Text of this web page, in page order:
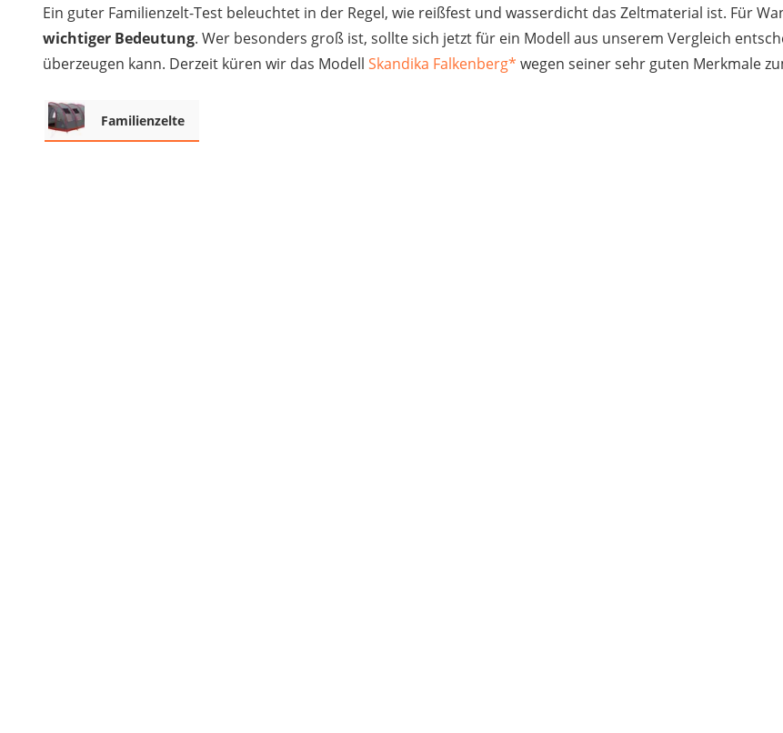
Tischgeschirrspüler
Elektronische Dartscheibe
Wildkamera
Wischmopp
Beschriftungsgerät
Trinkflasche
Thermokanne
Ein guter Familienzelt-Test beleuchtet in der Regel, wie reißfest und wasserdicht das Zeltmaterial ist. Für
wichtiger Bedeutung. Wer besonders groß ist, sollte sich jetzt für ein Modell aus unserem Vergleich
überzeugen kann. Derzeit küren wir das Modell Skandika Falkenberg* wegen seiner sehr guten Merkmale
Familienzelte